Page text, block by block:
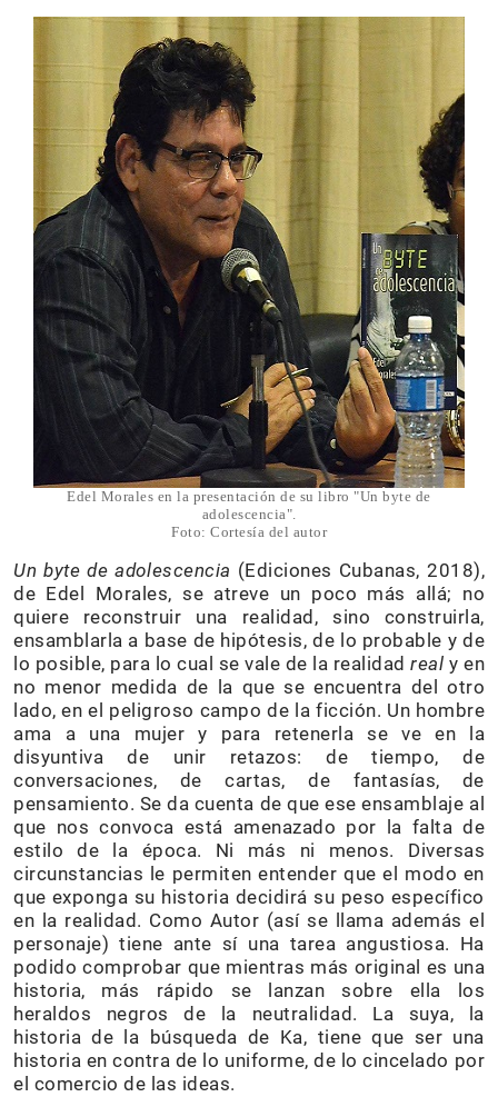
Edel Morales en la presentación de su libro "Un byte de
adolescencia".
Foto: Cortesía del autor
Un byte de adolescencia (Ediciones Cubanas, 2018),
de Edel Morales, se atreve un poco más allá; no
quiere reconstruir una realidad, sino construirla,
ensamblarla a base de hipótesis, de lo probable y de
lo posible, para lo cual se vale de la realidadreal y en
no menor medida de la que se encuentra del otro
lado, en el peligroso campo de la ficción. Un hombre
ama a una mujer y para retenerla se ve en la
disyuntiva de unir retazos: de tiempo, de
conversaciones, de cartas, de fantasías, de
pensamiento. Se da cuenta de que ese ensamblaje al
que nos convoca está amenazado por la falta de
estilo de la época. Ni más ni menos. Diversas
circunstancias le permiten entender que el modo en
que exponga su historia decidirá su peso específico
en la realidad. Como Autor (así se llama además el
personaje) tiene ante sí una tarea angustiosa. Ha
podido comprobar que mientras más original es una
historia, más rápido se lanzan sobre ella los
heraldos negros de la neutralidad. La suya, la
historia de la búsqueda de Ka, tiene que ser una
historia en contra de lo uniforme, de lo cincelado por
el comercio de las ideas.